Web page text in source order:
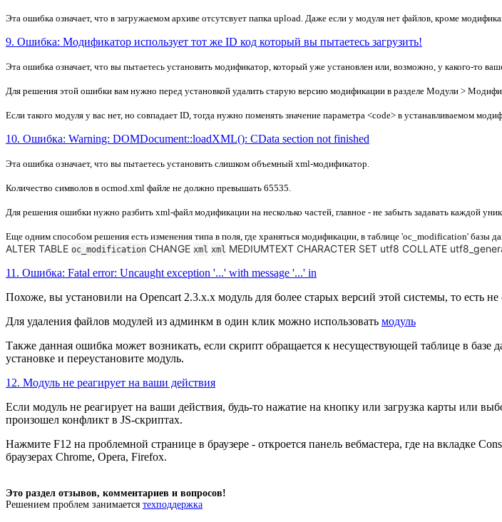
Эта ошибка означает, что в загружаемом архиве отсутсвует папка upload. Даже если у модуля нет файлов, кроме
9. Ошибка: Модификатор использует тот же ID код который вы пытаетесь загрузить!
Эта ошибка означает, что вы пытаетесь установить модификатор, который уже установлен или, возможно, у какого-то
Для решения этой ошибки вам нужно перед установкой удалить старую версию модификации в разделе Модули >
Если такого модуля у вас нет, но совпадает ID, тогда нужно поменять значение параметра <code> в устанавливаемом
10. Ошибка: Warning: DOMDocument::loadXML(): CData section not finished
Эта ошибка означает, что вы пытаетесь установить слишком объемный xml-модификатор.
Количество символов в ocmod.xml файле не должно превышать 65535
Для решения ошибки нужно разбить xml-файл модификации на несколько частей, главное - не забыть задавать каждой
Еще одним способом решения есть изменения типа в поля, где храняться модификации, в таблице 'oc_modification' базы
ALTER TABLE oc_modification CHANGE xml xml MEDIUMTEXT CHARACTER SET utf8 COLLATE
11. Ошибка: Fatal error: Uncaught exception '...' with message '...' in
Похоже, вы установили на Opencart 2.3.x.x модуль для более старых версий этой системы, то есть
Для удаления файлов модулей из админкм в один клик можно использовать модуль
Также данная ошибка может возникать, если скрипт обращается к несуществующей таблице в базе
установке и переустановите модуль.
12. Модуль не реагирует на ваши действия
Если модуль не реагирует на ваши действия, будь-то нажатие на кнопку или загрузка карты или
произошел конфликт в JS-скриптах.
Нажмите F12 на проблемной странице в браузере - откроется панель вебмастера, где на вкладке
браузерах Chrome, Opera, Firefox.
Это раздел отзывов, комментариев и вопросов!
Решением проблем занимается техподдержка